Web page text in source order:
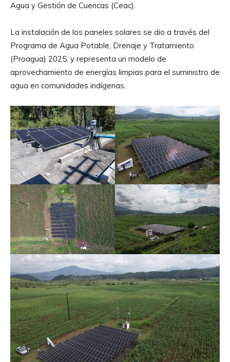
Agua y Gestión de Cuencas (Ceac).
La instalación de los paneles solares se dio a través del
Programa de Agua Potable, Drenaje y Tratamiento
(Proagua) 2025, y representa un modelo de
aprovechamiento de energías limpias para el suministro de
agua en comunidades indígenas.